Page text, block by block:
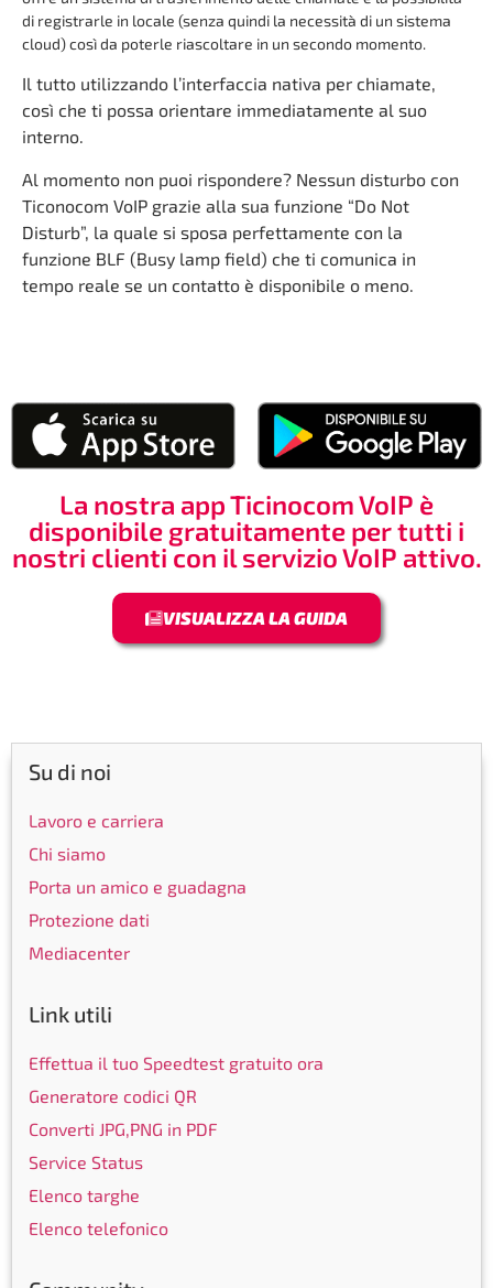
di registrarle in locale (senza quindi la necessità di un sistema
cloud) così da poterle riascoltare in un secondo momento.
Il tutto utilizzando l’interfaccia nativa per chiamate,
così che ti possa orientare immediatamente al suo
interno.
Al momento non puoi rispondere? Nessun disturbo con
Ticonocom VoIP grazie alla sua funzione “Do Not
Disturb”, la quale si sposa perfettamente con la
funzione BLF (Busy lamp field) che ti comunica in
tempo reale se un contatto è disponibile o meno.
La nostra app Ticinocom VoIP è
disponibile gratuitamente per tutti i
nostri clienti con il servizio VoIP attivo.
VISUALIZZA LA GUIDA
Su di noi
Lavoro e carriera
Chi siamo
Porta un amico e guadagna
Protezione dati
Mediacenter
Link utili
Effettua il tuo Speedtest gratuito ora
Generatore codici QR
Converti JPG,PNG in PDF
Service Status
Elenco targhe
Elenco telefonico